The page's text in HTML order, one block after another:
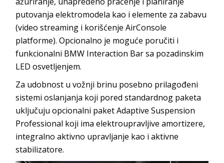
putovanja elektromodela kao i elemente za zabavu
(video streaming i korišćenje AirConsole
platforme). Opcionalno je moguće poručiti i
funkcionalni BMW Interaction Bar sa pozadinskim
LED osvetljenjem.
Za udobnost u vožnji brinu posebno prilagođeni
sistemi oslanjanja koji pored standardnog paketa
uključuju opcionalni paket Adaptive Suspension
Professional koji ima elektroupravljive amortizere,
integralno aktivno upravljanje kao i aktivne
stabilizatore.